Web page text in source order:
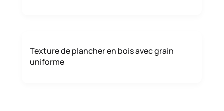
Texture de plancher en bois avec grain
uniforme